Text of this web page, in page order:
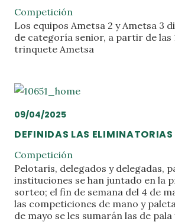
Competición
Los equipos Ametsa 2 y Ametsa 3
de categoría senior, a partir de las
trinquete Ametsa
09/04/2025
DEFINIDAS LAS
Competición
Pelotaris, delegados y delegadas,
instituciones se han juntado en la
sorteo; el fin de semana del 4 de
las competiciones de mano y
de mayo se les sumarán las de